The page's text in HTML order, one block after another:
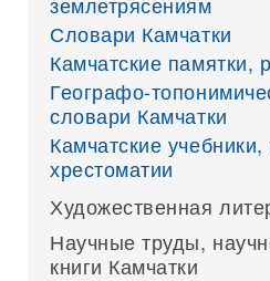
Словари Камчатки
Камчатские памятки,
Географо-
словари Камчатки
Камчатские
хрестоматии
Художественная
Научные труды,
книги Камчатки